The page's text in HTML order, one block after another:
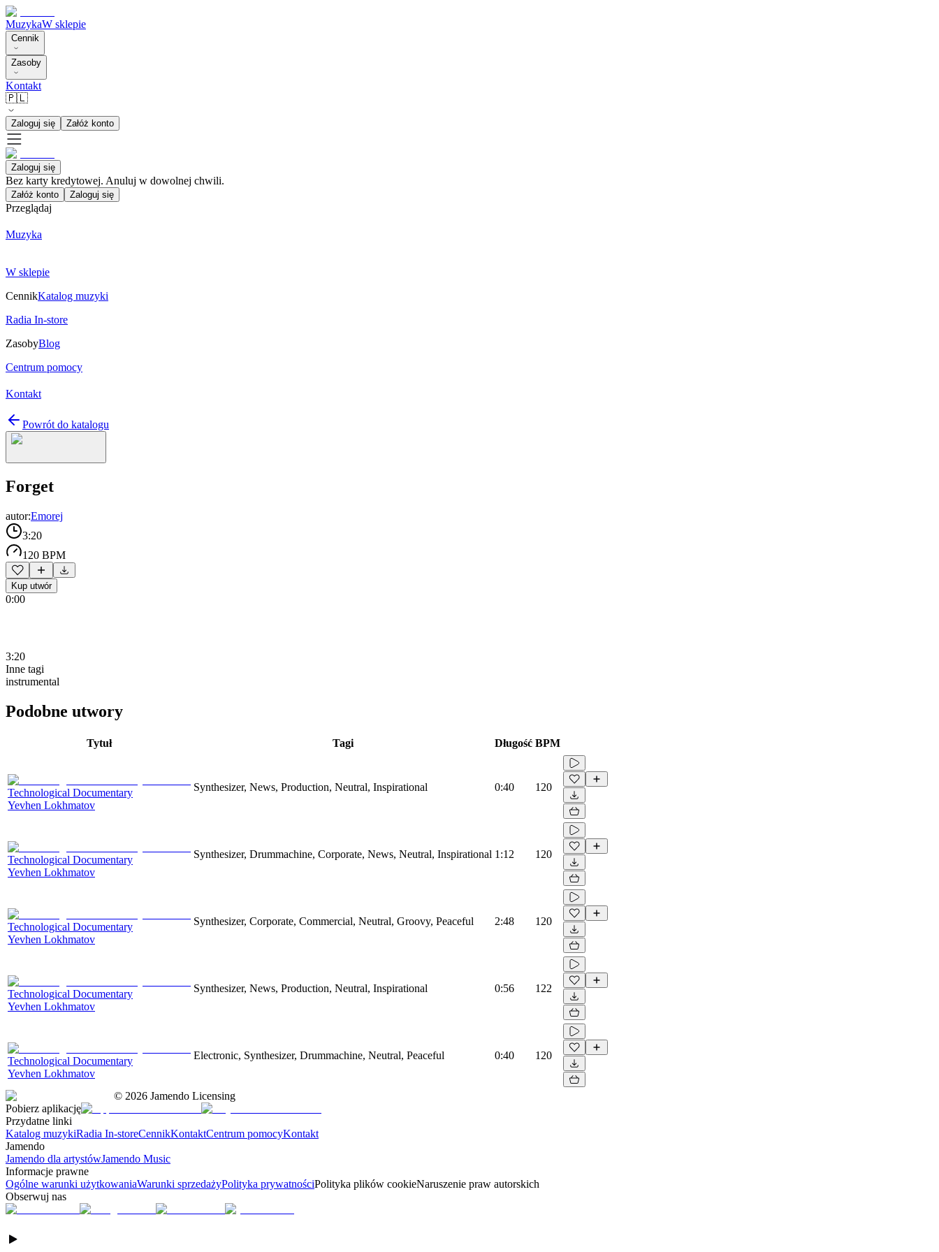
MuzykaW sklepie
Cennik
Zasoby
Kontakt
🇵🇱
Zaloguj się Załóż konto
Zaloguj się
Bez karty kredytowej. Anuluj w dowolnej chwili.
Załóż konto Zaloguj się
Przeglądaj
Muzyka
W sklepie
CennikKatalog muzyki
Radia In-store
ZasobyBlog
Centrum pomocy
Kontakt
Powrót do katalogu
Forget
autor:Emorej
3:20
120 BPM
Kup utwór
0:00
3:20
Inne tagi
instrumental
Podobne utwory
Tytuł Tagi Długość BPM
Technological Documentary
Yevhen Lokhmatov
Synthesizer, News, Production, Neutral, Inspirational 0:40 120
Technological Documentary
Yevhen Lokhmatov
Synthesizer, Drummachine, Corporate, News, Neutral, Inspirational 1:12 120
Technological Documentary
Yevhen Lokhmatov
Synthesizer, Corporate, Commercial, Neutral, Groovy, Peaceful 2:48 120
Technological Documentary
Yevhen Lokhmatov
Synthesizer, News, Production, Neutral, Inspirational 0:56 122
Technological Documentary
Yevhen Lokhmatov
Electronic, Synthesizer, Drummachine, Neutral, Peaceful 0:40 120
© 2026 Jamendo Licensing
Pobierz aplikację
Przydatne linki
Katalog muzykiRadia In-storeCennikKontaktCentrum pomocyKontakt
Jamendo
Jamendo dla artystówJamendo Music
Informacje prawne
Ogólne warunki użytkowaniaWarunki sprzedażyPolityka prywatnościPolityka plików cookieNaruszenie praw autorskich
Obserwuj nas